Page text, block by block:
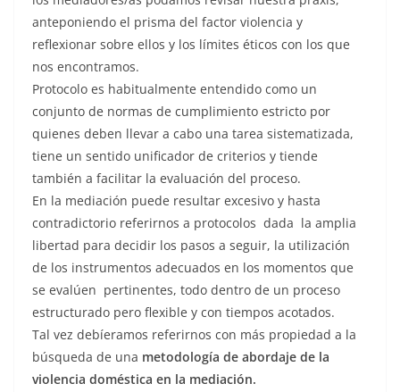
anteponiendo el prisma del factor violencia y
reflexionar sobre ellos y los límites éticos con los que
nos encontramos.
Protocolo es habitualmente entendido como un
conjunto de normas de cumplimiento estricto por
quienes deben llevar a cabo una tarea sistematizada,
tiene un sentido unificador de criterios y tiende
también a facilitar la evaluación del proceso.
En la mediación puede resultar excesivo y hasta
contradictorio referirnos a protocolos dada la amplia
libertad para decidir los pasos a seguir, la utilización
de los instrumentos adecuados en los momentos que
se evalúen pertinentes, todo dentro de un proceso
estructurado pero flexible y con tiempos acotados.
Tal vez debíeramos referirnos con más propiedad a la
búsqueda de una metodología de abordaje de la
violencia doméstica en la mediación.